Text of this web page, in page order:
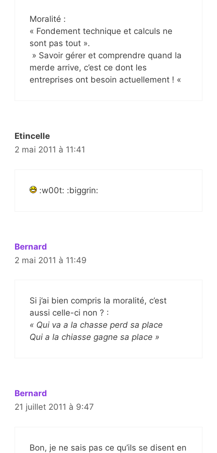
Moralité :
« Fondement technique et calculs ne
sont pas tout ».
» Savoir gérer et comprendre quand la
merde arrive, c’est ce dont les
entreprises ont besoin actuellement ! «
Etincelle
2 mai 2011 à 11:41
:w00t: :biggrin:
Bernard
2 mai 2011 à 11:49
Si j’ai bien compris la moralité, c’est
aussi celle-ci non ? :
« Qui va a la chasse perd sa place
Qui a la chiasse gagne sa place »
Bernard
21 juillet 2011 à 9:47
Bon, je ne sais pas ce qu’ils se disent en